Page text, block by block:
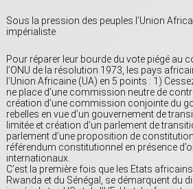
Sous la pression des peuples l’Union
impérialiste
Pour réparer leur bourde du vote piégé au
l’ONU de la résolution 1973, les pays
l’Union Africaine (UA) en 5 points : 1)
ne place d’une commission neutre de
création d’une commission conjointe du
rebelles en vue d’un gouvernement de
limitée et création d’un parlement de
parlement d’une proposition de
référendum constitutionnel en présence
internationaux.
C’est la première fois que les Etats
Rwanda et du Sénégal, se démarquent du